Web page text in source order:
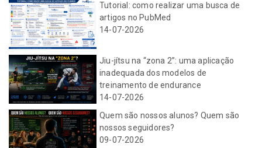
Tutorial: como realizar uma busca de
artigos no PubMed
14-07-2026
Jiu-jítsu na “zona 2”: uma aplicação
inadequada dos modelos de
treinamento de endurance
14-07-2026
Quem são nossos alunos? Quem são
nossos seguidores?
09-07-2026